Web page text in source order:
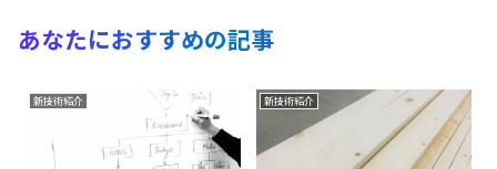
あなたにおすすめの記事
新技術紹介 新技術紹介